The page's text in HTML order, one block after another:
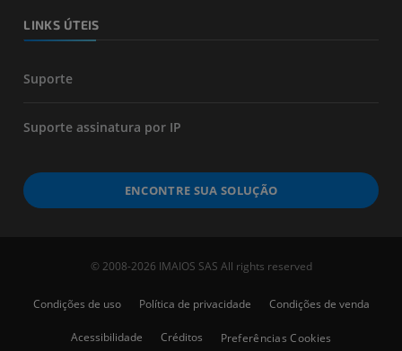
LINKS ÚTEIS
Suporte
Suporte assinatura por IP
ENCONTRE SUA SOLUÇÃO
© 2008-2026 IMAIOS SAS All rights reserved
Condições de uso Política de privacidade Condições de venda
Acessibilidade Créditos Preferências Cookies